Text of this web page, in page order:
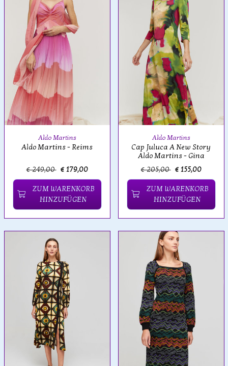
Aldo Martins
Aldo Martins - Reims
€ 249,00 € 179,00
ZUM WARENKORB
HINZUFÜGEN
Aldo Martins
Cap Juluca A New Story
Aldo Martins - Gina
€ 205,00 € 155,00
ZUM WARENKORB
HINZUFÜGEN